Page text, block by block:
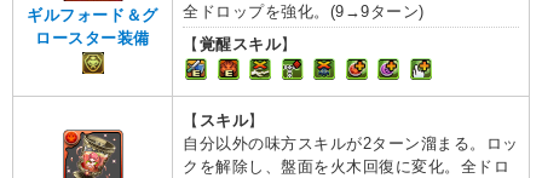
ギルフォード＆グ
ロースター装備
全ドロップを強化。(9→9ターン)
【覚醒スキル】
【 スキル】
自分以外の味方スキルが2ターン溜まる。ロッ
クを解除し、盤面を火木回復に変化。全ドロ